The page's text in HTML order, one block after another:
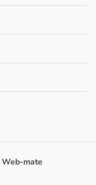
Web-mate